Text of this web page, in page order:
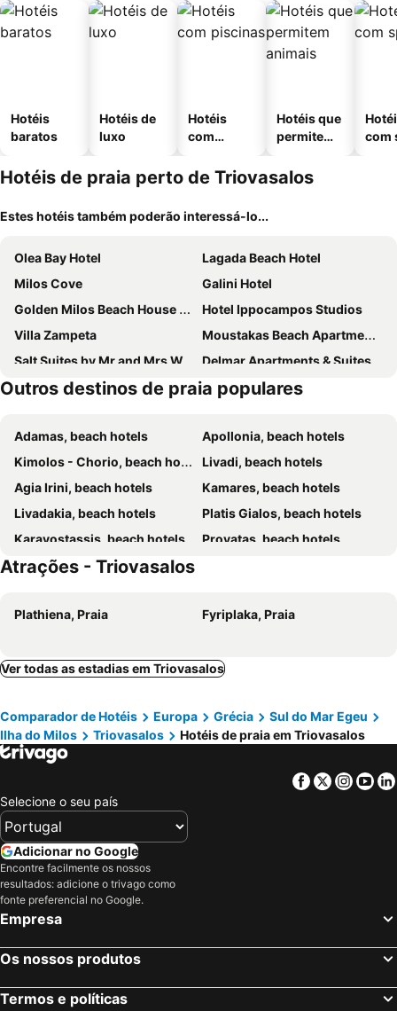
Hotéis
baratos
Hotéis de
luxo
Hotéis
com
Hotéis que
permitem
com
Hotéis de praia perto de Triovasalos
Estes hotéis também poderão interessá-lo...
Olea Bay Hotel
Lagada Beach Hotel
Milos Cove
Galini Hotel
Golden Milos Beach House by Domotel
Hotel Ippocampos Studios
Villa Zampeta
Moustakas Beach Apartments
Salt Suites by Mr and Mrs White
Delmar Apartments & Suites Milos - Delmar Collection
Melian Boutique Hotel & Spa
Polyegos View
Outros destinos de praia populares
Adamas, beach hotels
Apollonia, beach hotels
Kimolos - Chorio, beach hotels
Livadi, beach hotels
Agia Irini, beach hotels
Kamares, beach hotels
Livadakia, beach hotels
Platis Gialos, beach hotels
Karavostassis, beach hotels
Provatas, beach hotels
Paleochori, beach hotels
Serifos - Chora, beach hotels
Faros, beach hotels
Katavati, beach hotels
Agia Kyriaki, beach hotels
Atrações - Triovasalos
Plathiena, Praia Fyriplaka, Praia
Ver todas as estadias em Triovasalos
Comparador de Hotéis Europa Grécia
Sul do Mar Egeu
Ilha do Milos
Triovasalos Hotéis de praia em Triovasalos
Facebook
Twitter
Selecione o seu país
Adicionar no Google
Encontre facilmente os nossos
resultados: adicione o trivago como
fonte preferencial no Google.
Empresa
Os nossos produtos
Termos e políticas